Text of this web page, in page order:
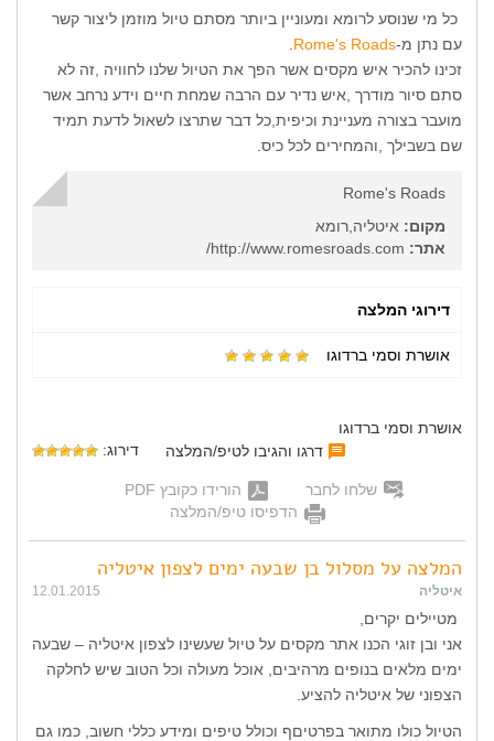
כל מי שנוסע לרומא ומעוניין ביותר מסתם טיול מוזמן ליצור קשר
עם נתן מ-Rome's Roads
זכינו להכיר איש מקסים אשר הפך את הטיול שלנו לחוויה ,זה לא
סתם סיור מודרך ,איש נדיר עם הרבה שמחת חיים וידע נרחב אשר
מועבר בצורה מעניינת וכיפית,כל דבר שתרצו לשאול לדעת תמיד
שם בשבילך ,והמחירים לכל כיס.
Rome's Roads
מקום: איטליה,רומא
אתר:
דירוגי המלצה
אושרת וסמי ברדוגו
אושרת וסמי ברדוגו
דרגו והגיבו לטיפ/המלצה
דירוג:
שלחו לחבר
הורידו כקובץ PDF
הדפיסו טיפ/המלצה
המלצה על מסלול בן שבעה ימים לצפון איטליה
איטליה 12.01.2015
מטיילים יקרים,
אני ובן זוגי הכנו אתר מקסים על טיול שעשינו לצפון איטליה – שבעה
ימים מלאים בנופים מרהיבים, אוכל מעולה וכל הטוב שיש לחלקה
הצפוני של איטליה להציע.
הטיול כולו מתואר בפרטיםף וכולל טיפים ומידע כללי חשוב, כמו גם